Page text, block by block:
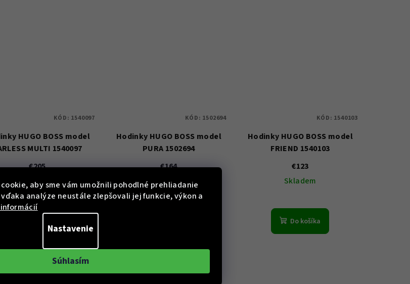
aby sme vám umožnili pohodlné prehliadanie
analýze neustále zlepšovali jej funkcie, výkon a
Nastavenie
Súhlasím
HUGO BOSS model
MULTI 1540097
€205
Skladem
KÓD: 1540097
Hodinky HUGO BOSS model
PURA 1502694
€164
Skladem
KÓD: 1502694
Hodinky HUGO BOSS model
FRIEND 1540103
€123
Skladem
Do košíka
KÓD: 1540103